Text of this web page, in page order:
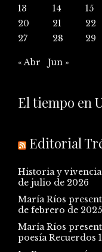
13
14 15
20
21 22
27
28 29
« Abr Jun »
El tiempo en
Editorial
Historia y
de julio de 2026
María Ríos
de febrero de 2025
María Ríos
poesía Recuerdos